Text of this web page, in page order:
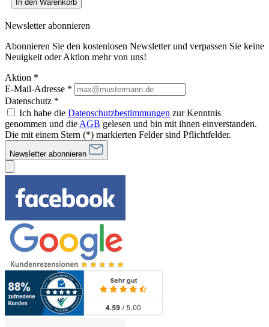
In den Warenkorb
Newsletter abonnieren
Abonnieren Sie den kostenlosen Newsletter und verpassen Sie keine
Neuigkeit oder Aktion mehr von uns!
Aktion *
E-Mail-Adresse *
Datenschutz *
Ich habe die Datenschutzbestimmungen zur Kenntnis
genommen und die AGB gelesen und bin mit ihnen einverstanden.
Die mit einem Stern (*) markierten Felder sind Pflichtfelder.
Newsletter abonnieren